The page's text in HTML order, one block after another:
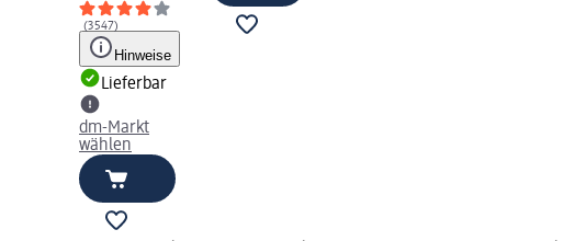
(3547)
Hinweise
Lieferbar
dm-Markt
wählen